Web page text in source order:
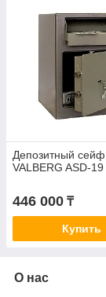
Депозитный сейф
VALBERG ASD-19
446 000 ₸
Купить
О нас